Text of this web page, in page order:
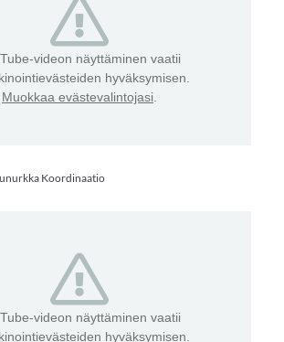
videon näyttäminen vaatii
hyväksymisen.
Muokkaa evästevalintojasi
Koordinaatio
videon näyttäminen vaatii
hyväksymisen.